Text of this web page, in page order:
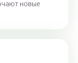
новые